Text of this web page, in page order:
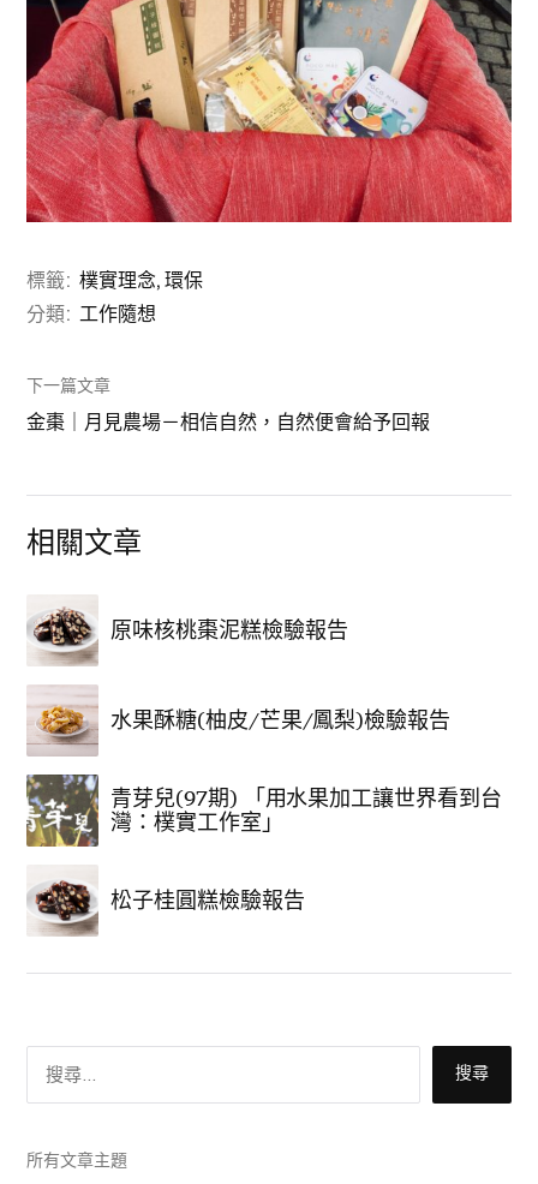
標籤: 樸實理念,環保
分類: 工作隨想
下一篇文章
金棗｜月見農場－相信自然，自然便會給予回報
相關文章
原味核桃棗泥糕檢驗報告
水果酥糖(柚皮/芒果/鳳梨)檢驗報告
青芽兒(97期) 「用水果加工讓世界看到台
灣：樸實工作室」
松子桂圓糕檢驗報告
搜
鍵
所有文章主題